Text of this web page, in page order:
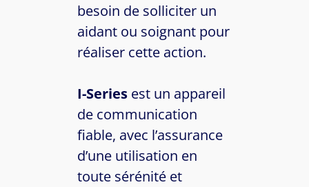
besoin de solliciter un
aidant ou soignant pour
réaliser cette action.
I-Series est un appareil
de communication
fiable, avec l’assurance
d’une utilisation en
toute sérénité et